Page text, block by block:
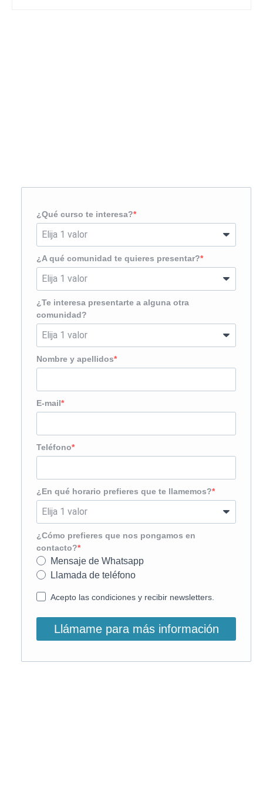
¿Qué curso te interesa?
¿A qué comunidad te quieres presentar?
¿Te interesa presentarte a alguna otra
comunidad?
Nombre y apellidos
E-mail
Teléfono
¿En qué horario prefieres que te llamemos?
¿Cómo prefieres que nos pongamos en
contacto?
Mensaje de Whatsapp
Llamada de teléfono
Acepto las condiciones y recibir newsletters.
Llámame para más información